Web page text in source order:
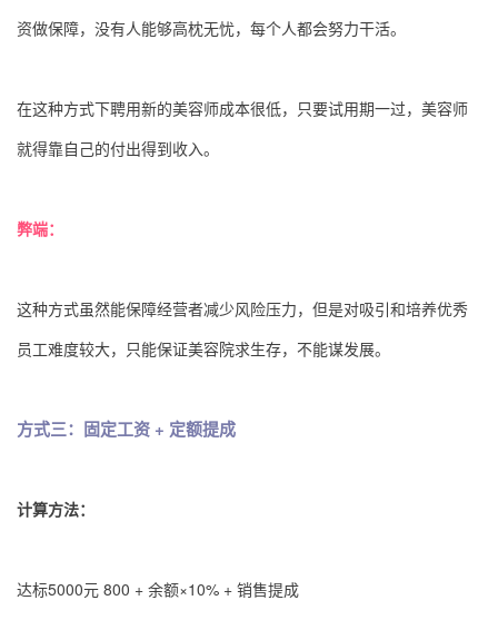
资做保障，没有人能够高枕无忧，每个人都会努力干活。
在这种方式下聘用新的美容师成本很低，只要试用期一过，美容师
就得靠自己的付出得到收入。
弊端：
这种方式虽然能保障经营者减少风险压力，但是对吸引和培养优秀
员工难度较大，只能保证美容院求生存，不能谋发展。
方式三：固定工资 + 定额提成
计算方法：
达标5000元 800 + 余额×10% + 销售提成